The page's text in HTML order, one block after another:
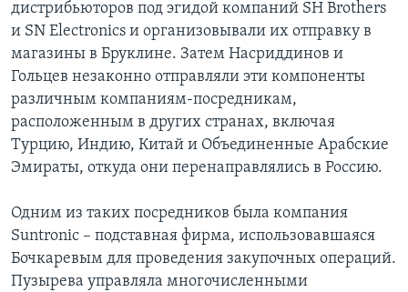
дистрибьюторов под эгидой компаний SH Brothers
и SN Electronics и организовывали их отправку в
магазины в Бруклине. Затем Насриддинов и
Гольцев незаконно отправляли эти компоненты
различным компаниям-посредникам,
расположенным в других странах, включая
Турцию, Индию, Китай и Объединенные Арабские
Эмираты, откуда они перенаправлялись в Россию.
Одним из таких посредников была компания
Suntronic – подставная фирма, использовавшаяся
Бочкаревым для проведения закупочных операций.
Пузырева управляла многочисленными